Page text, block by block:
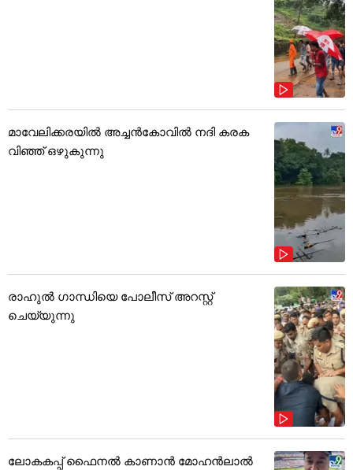
മാവേലിക്കരയിൽ അച്ചൻകോവിൽ നദി കരക
വിഞ്ഞ് ഒഴുകുന്നു
രാഹുൽ ഗാന്ധിയെ പോലീസ് അറസ്റ്റ്
ചെയ്യുന്നു
ലോകകപ്പ് ഫൈനൽ കാണാൻ മോഹൻലാൽ